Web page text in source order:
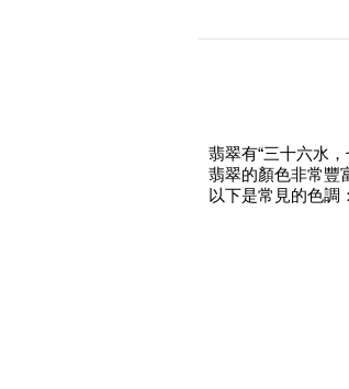
翡翠有“三十六水
翡翠的顏色非常豐
以下是常見的色調：